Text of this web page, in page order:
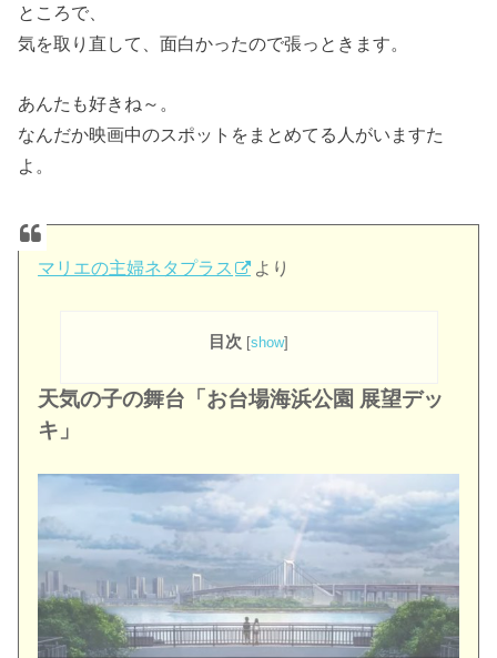
ところで、
気を取り直して、面白かったので張っときます。
あんたも好きね～。
なんだか映画中のスポットをまとめてる人がいますた
よ。
マリエの主婦ネタプラス より
目次 [show]
天気の子の舞台「お台場海浜公園 展望デッ
キ」